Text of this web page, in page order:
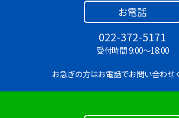
現することができます！
動画撮影にも使用できますか？
体を照らすことができるため、映像
質になります！
お電話
022-372-5171
受付時間 9:00～18:00
お急ぎの方はお電話でお問い合わせ